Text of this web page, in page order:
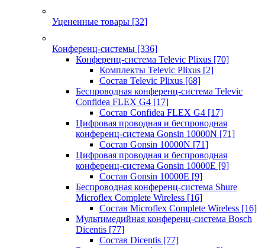
Уцененные товары [32]
Конференц-системы [336]
Конференц-система Televic Plixus [70]
Комплекты Televic Plixus [2]
Состав Televic Plixus [68]
Беспроводная конференц-система Televic
Confidea FLEX G4 [17]
Состав Confidea FLEX G4 [17]
Цифровая проводная и беспроводная
конференц-система Gonsin 10000N [71]
Состав Gonsin 10000N [71]
Цифровая проводная и беспроводная
конференц-система Gonsin 10000E [9]
Состав Gonsin 10000E [9]
Беспроводная конференц-система Shure
Microflex Complete Wireless [16]
Состав Microflex Complete Wireless [16]
Мультимедийная конференц-система Bosch
Dicentis [77]
Состав Dicentis [77]